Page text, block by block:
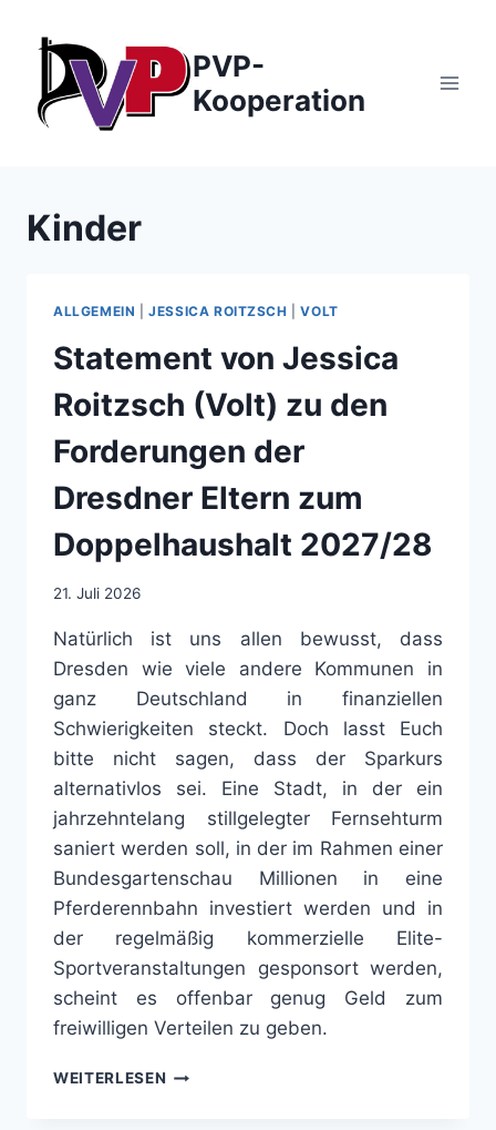
Inhalt
springen
PVP-
Kooperation
Kinder
ALLGEMEIN |JESSICA ROITZSCH |VOLT
Statement von Jessica
Roitzsch (Volt) zu den
Forderungen der
Dresdner Eltern zum
Doppelhaushalt 2027/28
21. Juli 2026
Natürlich ist uns allen bewusst, dass
Dresden wie viele andere Kommunen in
ganz Deutschland in finanziellen
Schwierigkeiten steckt. Doch lasst Euch
bitte nicht sagen, dass der Sparkurs
alternativlos sei. Eine Stadt, in der ein
jahrzehntelang stillgelegter Fernsehturm
saniert werden soll, in der im Rahmen einer
Bundesgartenschau Millionen in eine
Pferderennbahn investiert werden und in
der regelmäßig kommerzielle Elite-
Sportveranstaltungen gesponsort werden,
scheint es offenbar genug Geld zum
freiwilligen Verteilen zu geben.
WEITERLESEN STATEMENT